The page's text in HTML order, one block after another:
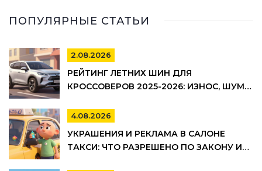
ПОПУЛЯРНЫЕ СТАТЬИ
2.08.2026
РЕЙТИНГ ЛЕТНИХ ШИН ДЛЯ
КРОССОВЕРОВ 2025-2026: ИЗНОС, ШУМ И
4.08.2026
УКРАШЕНИЯ И РЕКЛАМА В САЛОНЕ
ТАКСИ: ЧТО РАЗРЕШЕНО ПО ЗАКОНУ И